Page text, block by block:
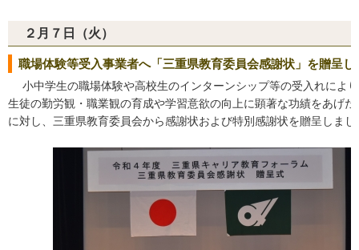
２月７日（火）
職場体験等受入事業者へ「三重県教育委員会感謝状」を贈呈し
小中学生の職場体験や高校生のインターンシップ等の受入れによ
生徒の勤労観・職業観の育成や学習意欲の向上に顕著な功績をあげた
に対し、三重県教育委員会から感謝状および特別感謝状を贈呈しまし